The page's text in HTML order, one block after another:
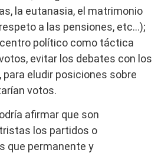
la eutanasia, el matrimonio
a las pensiones, etc…);
político como táctica
evitar los debates con los
eludir posiciones sobre
votos.
afirmar que son
los partidos o
que permanente y